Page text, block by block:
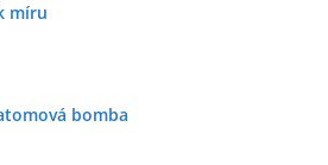
míru
bomba